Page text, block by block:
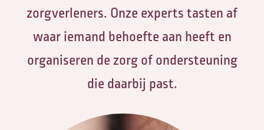
zorgverleners. Onze experts tasten af
waar iemand behoefte aan heeft en
organiseren de zorg of ondersteuning
die daarbij past.